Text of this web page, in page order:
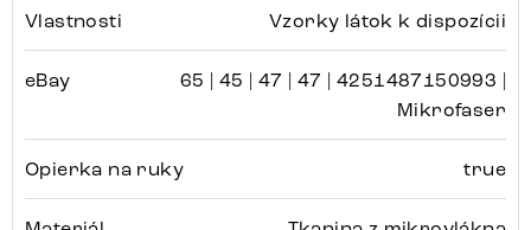
Vlastnosti Vzorky látok k dispozícii
eBay
65 | 45 | 47 | 47 | 4251487150993 |
Mikrofaser
Opierka na ruky true